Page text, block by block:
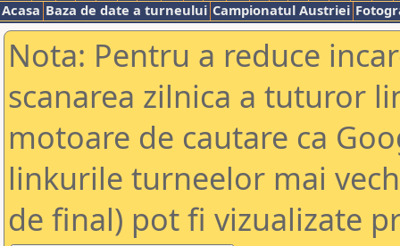
Acasa Baza de date a turneului Campionatul Austriei
Nota: Pentru a reduce
scanarea zilnica a tuturor
motoare de cautare ca
linkurile turneelor mai
de final) pot fi vizualizate